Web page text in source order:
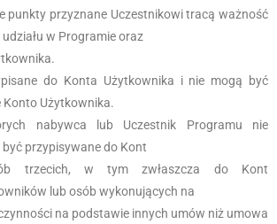
punkty przyznane Uczestnikowi tracą ważność
w Programie oraz
do Konta Użytkownika i nie mogą być
Konto Użytkownika.
nabywca lub Uczestnik Programu nie
być przypisywane do Kont
trzecich, w tym zwłaszcza do Kont
lub osób wykonujących na
na podstawie innych umów niż umowa